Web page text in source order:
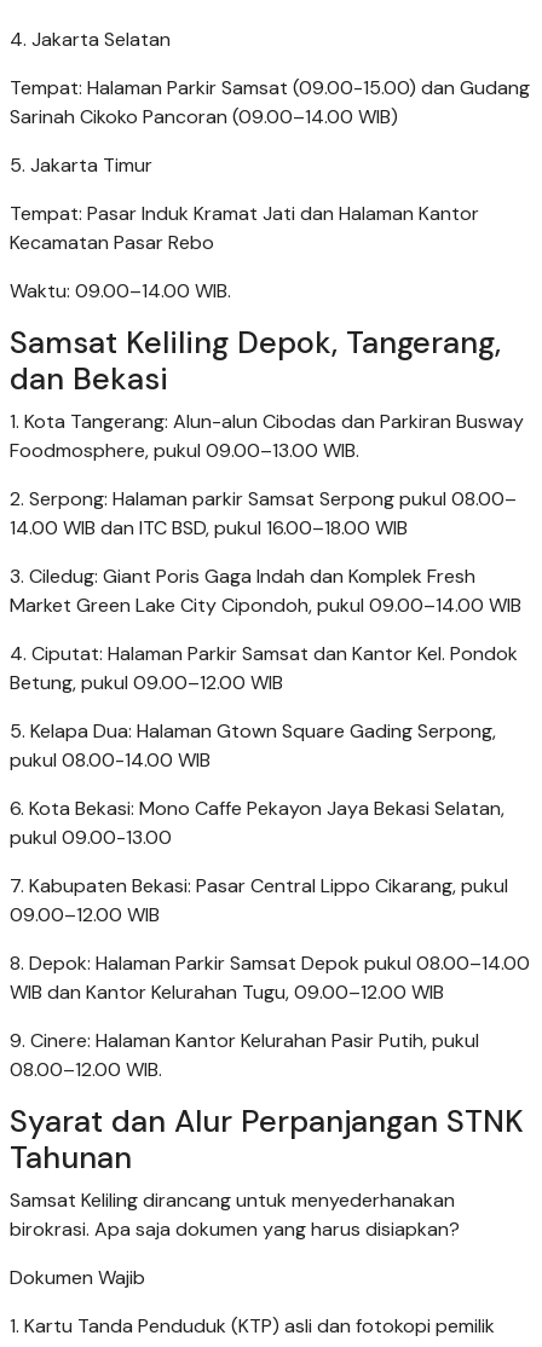
4. Jakarta Selatan
Tempat: Halaman Parkir Samsat (09.00-15.00) dan Gudang
Sarinah Cikoko Pancoran (09.00–14.00 WIB)
5. Jakarta Timur
Tempat: Pasar Induk Kramat Jati dan Halaman Kantor
Kecamatan Pasar Rebo
Waktu: 09.00–14.00 WIB.
Samsat Keliling Depok, Tangerang,
dan Bekasi
1. Kota Tangerang: Alun-alun Cibodas dan Parkiran Busway
Foodmosphere, pukul 09.00–13.00 WIB.
2. Serpong: Halaman parkir Samsat Serpong pukul 08.00–
14.00 WIB dan ITC BSD, pukul 16.00–18.00 WIB
3. Ciledug: Giant Poris Gaga Indah dan Komplek Fresh
Market Green Lake City Cipondoh, pukul 09.00–14.00 WIB
4. Ciputat: Halaman Parkir Samsat dan Kantor Kel. Pondok
Betung, pukul 09.00–12.00 WIB
5. Kelapa Dua: Halaman Gtown Square Gading Serpong,
pukul 08.00-14.00 WIB
6. Kota Bekasi: Mono Caffe Pekayon Jaya Bekasi Selatan,
pukul 09.00-13.00
7. Kabupaten Bekasi: Pasar Central Lippo Cikarang, pukul
09.00–12.00 WIB
8. Depok: Halaman Parkir Samsat Depok pukul 08.00–14.00
WIB dan Kantor Kelurahan Tugu, 09.00–12.00 WIB
9. Cinere: Halaman Kantor Kelurahan Pasir Putih, pukul
08.00–12.00 WIB.
Syarat dan Alur Perpanjangan STNK
Tahunan
Samsat Keliling dirancang untuk menyederhanakan
birokrasi. Apa saja dokumen yang harus disiapkan?
Dokumen Wajib
1. Kartu Tanda Penduduk (KTP) asli dan fotokopi pemilik